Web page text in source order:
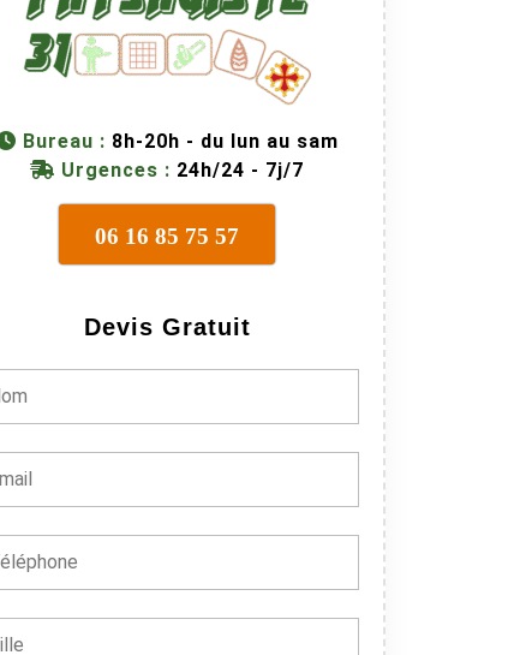
Bureau : 8h-20h - du lun au sam
Urgences : 24h/24 - 7j/7
06 16 85 75 57
Devis Gratuit